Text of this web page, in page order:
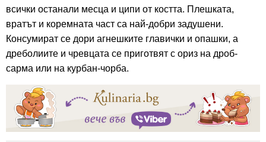
всички останали месца и ципи от костта. Плешката,
вратът и коремната част са най-добри задушени.
Консумират се дори агнешките главички и опашки, а
дреболиите и чревцата се приготвят с ориз на дроб-
сарма или на курбан-чорба.